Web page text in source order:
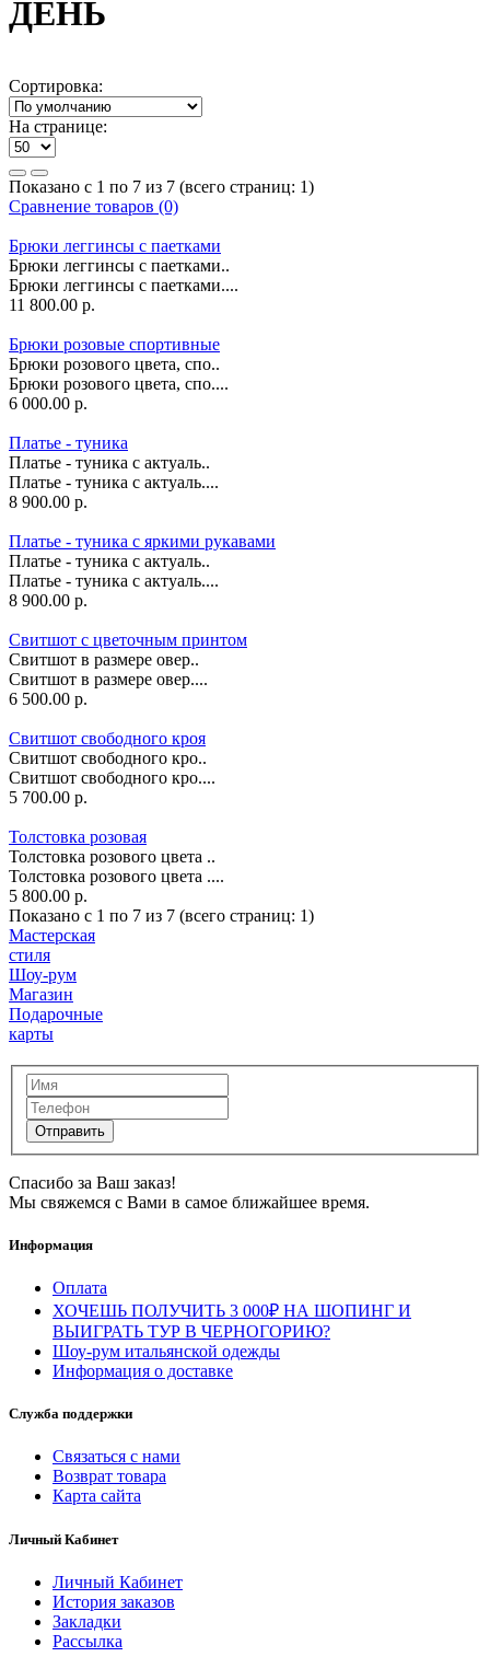
ДЕНЬ
Сортировка:
На странице:
Показано с 1 по 7 из 7 (всего страниц: 1)
Сравнение товаров (0)
Брюки леггинсы с паетками
Брюки леггинсы с паетками..
Брюки леггинсы с паетками....
11 800.00 р.
Брюки розовые спортивные
Брюки розового цвета, спо..
Брюки розового цвета, спо....
6 000.00 р.
Платье - туника
Платье - туника с актуаль..
Платье - туника с актуаль....
8 900.00 р.
Платье - туника с яркими рукавами
Платье - туника с актуаль..
Платье - туника с актуаль....
8 900.00 р.
Свитшот с цветочным принтом
Свитшот в размере овер..
Свитшот в размере овер....
6 500.00 р.
Свитшот свободного кроя
Свитшот свободного кро..
Свитшот свободного кро....
5 700.00 р.
Толстовка розовая
Толстовка розового цвета ..
Толстовка розового цвета ....
5 800.00 р.
Показано с 1 по 7 из 7 (всего страниц: 1)
Мастерская
стиля
Шоу-рум
Магазин
Подарочные
карты
Спасибо за Ваш заказ!
Мы свяжемся с Вами в самое ближайшее время.
Информация
Оплата
ХОЧЕШЬ ПОЛУЧИТЬ 3 000₽ НА ШОПИНГ И
ВЫИГРАТЬ ТУР В ЧЕРНОГОРИЮ?
Шоу-рум итальянской одежды
Информация о доставке
Служба поддержки
Связаться с нами
Возврат товара
Карта сайта
Личный Кабинет
Личный Кабинет
История заказов
Закладки
Рассылка